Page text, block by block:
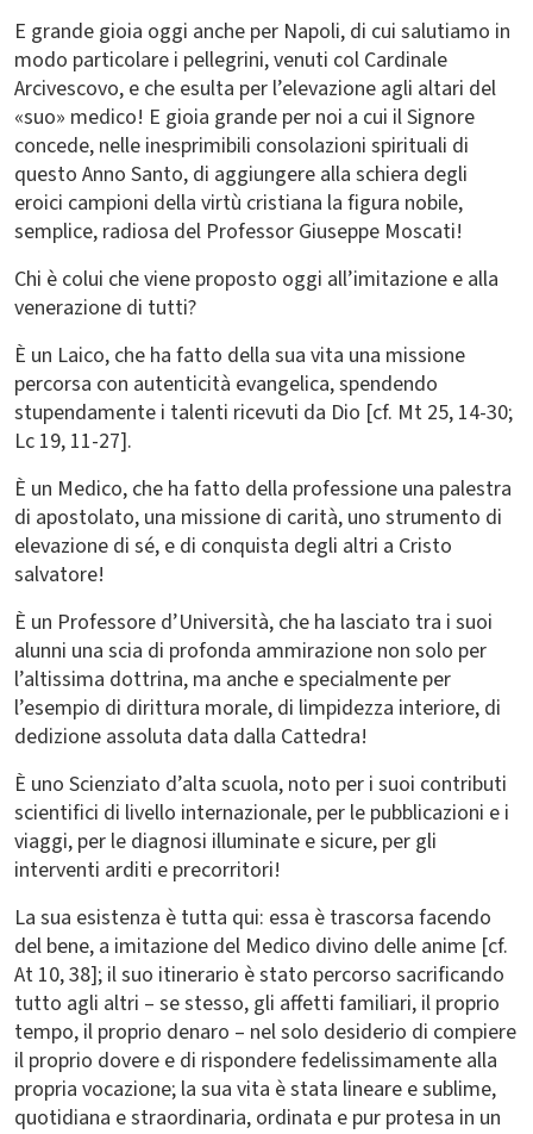
E grande gioia oggi anche per Napoli, di cui salutiamo in
modo particolare i pellegrini, venuti col Cardinale
Arcivescovo, e che esulta per l’elevazione agli altari del
«suo» medico! E gioia grande per noi a cui il Signore
concede, nelle inesprimibili consolazioni spirituali di
questo Anno Santo, di aggiungere alla schiera degli
eroici campioni della virtù cristiana la figura nobile,
semplice, radiosa del Professor Giuseppe Moscati!
Chi è colui che viene proposto oggi all’imitazione e alla
venerazione di tutti?
È un Laico, che ha fatto della sua vita una missione
percorsa con autenticità evangelica, spendendo
stupendamente i talenti ricevuti da Dio [cf. Mt 25, 14-30;
Lc 19, 11-27].
È un Medico, che ha fatto della professione una palestra
di apostolato, una missione di carità, uno strumento di
elevazione di sé, e di conquista degli altri a Cristo
salvatore!
È un Professore d’Università, che ha lasciato tra i suoi
alunni una scia di profonda ammirazione non solo per
l’altissima dottrina, ma anche e specialmente per
l’esempio di dirittura morale, di limpidezza interiore, di
dedizione assoluta data dalla Cattedra!
È uno Scienziato d’alta scuola, noto per i suoi contributi
scientifici di livello internazionale, per le pubblicazioni e i
viaggi, per le diagnosi illuminate e sicure, per gli
interventi arditi e precorritori!
La sua esistenza è tutta qui: essa è trascorsa facendo
del bene, a imitazione del Medico divino delle anime [cf.
At 10, 38]; il suo itinerario è stato percorso sacrificando
tutto agli altri – se stesso, gli affetti familiari, il proprio
tempo, il proprio denaro – nel solo desiderio di compiere
il proprio dovere e di rispondere fedelissimamente alla
propria vocazione; la sua vita è stata lineare e sublime,
quotidiana e straordinaria, ordinata e pur protesa in un